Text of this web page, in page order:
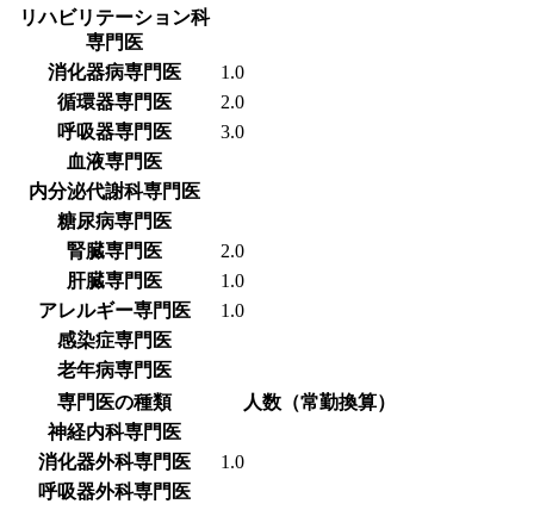
リハビリテーション科
専門医
消化器病専門医
1.0
循環器専門医
2.0
呼吸器専門医
3.0
血液専門医
内分泌代謝科専門医
糖尿病専門医
腎臓専門医
2.0
肝臓専門医
1.0
アレルギー専門医
1.0
感染症専門医
老年病専門医
専門医の種類
人数（常勤換算）
神経内科専門医
消化器外科専門医
1.0
呼吸器外科専門医